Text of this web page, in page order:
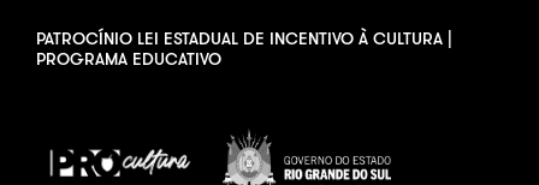
PATROCÍNIO LEI ESTADUAL DE INCENTIVO À CULTURA |
PROGRAMA EDUCATIVO